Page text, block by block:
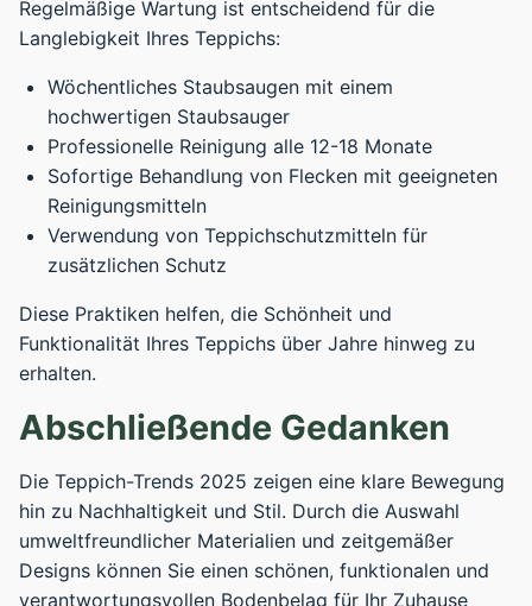
Regelmäßige Wartung ist entscheidend für die
Langlebigkeit Ihres Teppichs:
Wöchentliches Staubsaugen mit einem
hochwertigen Staubsauger
Professionelle Reinigung alle 12-18 Monate
Sofortige Behandlung von Flecken mit geeigneten
Reinigungsmitteln
Verwendung von Teppichschutzmitteln für
zusätzlichen Schutz
Diese Praktiken helfen, die Schönheit und
Funktionalität Ihres Teppichs über Jahre hinweg zu
erhalten.
Abschließende Gedanken
Die Teppich-Trends 2025 zeigen eine klare Bewegung
hin zu Nachhaltigkeit und Stil. Durch die Auswahl
umweltfreundlicher Materialien und zeitgemäßer
Designs können Sie einen schönen, funktionalen und
verantwortungsvollen Bodenbelag für Ihr Zuhause